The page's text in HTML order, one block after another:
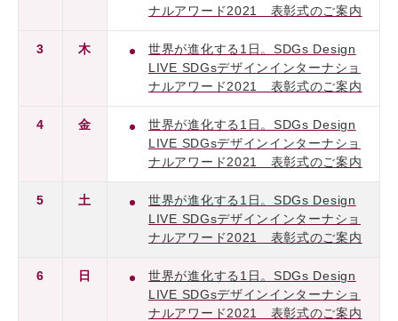
ナルアワード2021 表彰式のご案内
3 木
世界が進化する1日。SDGs Design
LIVE SDGsデザインインターナショ
ナルアワード2021 表彰式のご案内
4 金
世界が進化する1日。SDGs Design
LIVE SDGsデザインインターナショ
ナルアワード2021 表彰式のご案内
5 土
世界が進化する1日。SDGs Design
LIVE SDGsデザインインターナショ
ナルアワード2021 表彰式のご案内
6 日
世界が進化する1日。SDGs Design
LIVE SDGsデザインインターナショ
ナルアワード2021 表彰式のご案内